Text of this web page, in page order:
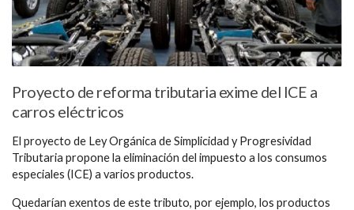
Proyecto de reforma tributaria exime del ICE a
carros eléctricos
El proyecto de Ley Orgánica de Simplicidad y Progresividad
Tributaria propone la eliminación del impuesto a los consumos
especiales (ICE) a varios productos.
Quedarían exentos de este tributo, por ejemplo, los productos